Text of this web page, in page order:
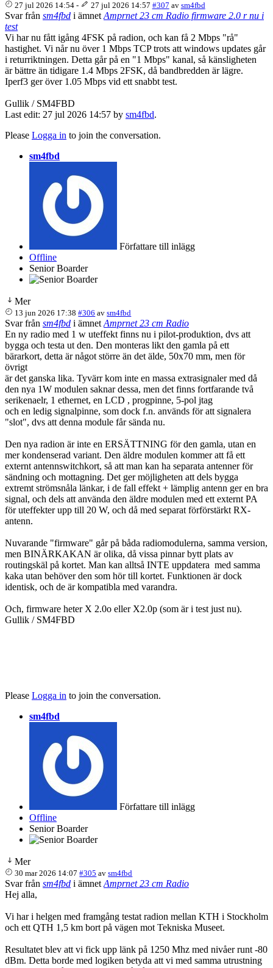
27 jul 2026 14:54 - 27 jul 2026 14:57 #307 av sm4fbd
Svar från sm4fbd i ämnet Amprnet 23 cm Radio firmware 2.0 r nu i
test
Vi har nu fått igång 4FSK på radion, och kan få 2 Mbps "rå"
hastighet. Vi når nu över 1 Mbps TCP trots att windows updates går
i returriktningen. Detta går på en "1 Mbps" kanal, så känsligheten
är bättre än tidigare 1.4 Mbps 2FSK, då bandbredden är lägre.
Iperf3 ger över 1.05 Mbps vid ett snabbt test.
Gullik / SM4FBD
Last edit: 27 jul 2026 14:57 by sm4fbd.
Please Logga in to join the conversation.
sm4fbd
Författare till inlägg
Offline
Senior Boarder
Mer
13 jun 2026 17:38 #306 avsm4fbd
Svar från sm4fbd i ämnet Amprnet 23 cm Radio
En ny radio med 1 w uteffekt finns nu i pilot-produktion, dvs att
bygga och testa ut den. Den monteras likt den gamla på ett
bärarkort, detta är något större än det älde, 50x70 mm, men för
övrigt
är det ganska lika. Tyvärr kom inte en massa extrasignaler med då
den nya 1W modulen saknar dessa, men det finns fortfarande två
serikenaelr, 1 ethernet, en LCD , progpinne, 5-pol jtag
och en ledig signalpinne, som dock f.n. används för att signalera
"slot", dvs att denna module får sända nu.
Den nya radion är inte en ERSÄTTNING för den gamla, utan en
mer kondenserad variant. Den äldre modulen kommer att få ett
externt antennswitchkort, så att man kan ha separata antenner för
sändning och mottagning. Det ger möjligheten att dels bygga
extremt strömsnåla länkar, i de fall effekt + lämplig antenn ger en bra
signal, och dels att använda den äldre modulen med ett externt PA
för uteffekter upp till 20 W, och då med separat förförstärkt RX-
antenn.
Nuvarande "firmware" går på båda radiomodulerna, samma version,
men BINÄRKAKAN är olika, då vissa pinnar bytt plats av
routingskäl på kortet. Man kan alltså INTE uppdatera med samma
kaka utan behöver den som hör till kortet. Funktionen är dock
identisk, och de är kompatibla med varandra.
Och, firmware heter X 2.0o eller X2.0p (som är i test just nu).
Gullik / SM4FBD
Please Logga in to join the conversation.
sm4fbd
Författare till inlägg
Offline
Senior Boarder
Mer
30 mar 2026 14:07 #305 avsm4fbd
Svar från sm4fbd i ämnet Amprnet 23 cm Radio
Hej alla,
Vi har i helgen med framgång testat radion mellan KTH i Stockholm
och ett QTH 1,5 km bort på vägen mot Tekniska Museet.
Resultatet blev att vi fick upp länk på 1250 Mhz med nivåer runt -80
dBm. Detta borde med logiken betyda att vi med samma utrustning